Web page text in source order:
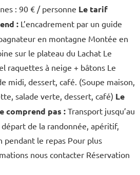
: 90 € / personne Le tarif
:L’encadrement par un guide
en montagne Montée en
sur le plateau du Lachat Le
raquettes à neige + bâtons Le
midi, dessert, café. (Soupe maison,
salade verte, dessert, café) Le
comprend pas :Transport jusqu’au
de la randonnée, apéritif,
pendant le repas Pour plus
nous contacter Réservation